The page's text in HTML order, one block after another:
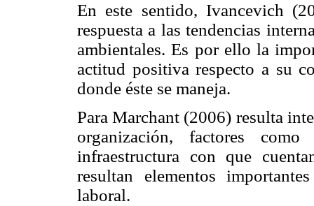
En este sentido, Ivancevich
respuesta a las tendencias
ambientales. Es por ello la
actitud positiva respecto a su
donde éste se maneja.
Para Marchant (2006) resulta
organización, factores
infraestructura con que
resultan elementos
laboral.